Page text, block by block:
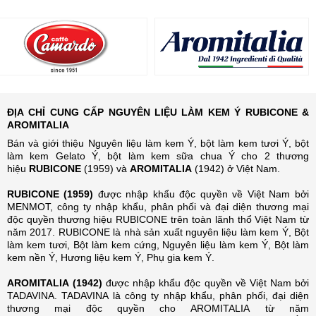
ĐỊA CHỈ CUNG CẤP NGUYÊN LIỆU LÀM KEM Ý RUBICONE &
AROMITALIA
Bán và giới thiệu Nguyên liệu làm kem Ý, bột làm kem tươi Ý, bột
làm kem Gelato Ý, bột làm kem sữa chua Ý cho 2 thương
hiệu RUBICONE (1959) và AROMITALIA (1942) ở Việt Nam.
RUBICONE (1959) được nhập khẩu độc quyền về Việt Nam bởi
MENMOT, công ty nhập khẩu, phân phối và đại diện thương mại
độc quyền thương hiệu RUBICONE trên toàn lãnh thổ Việt Nam từ
năm 2017. RUBICONE là nhà sản xuất nguyên liệu làm kem Ý, Bột
làm kem tươi, Bột làm kem cứng, Nguyên liệu làm kem Ý, Bột làm
kem nền Ý, Hương liệu kem Ý, Phụ gia kem Ý.
AROMITALIA (1942) được nhập khẩu độc quyền về Việt Nam bởi
TADAVINA. TADAVINA là công ty nhập khẩu, phân phối, đại diện
thương mại độc quyền cho AROMITALIA từ năm